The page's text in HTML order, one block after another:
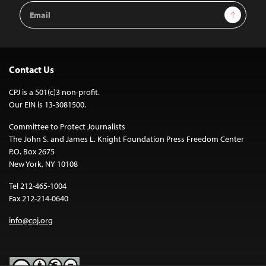
Email
Address
Sign Up
Contact Us
CPJ is a 501(c)3 non-profit.
Our EIN is 13-3081500.
Committee to Protect Journalists
The John S. and James L. Knight Foundation Press Freedom Center
P.O. Box 2675
New York, NY 10108
Tel 212-465-1004
Fax 212-214-0640
info@cpj.org